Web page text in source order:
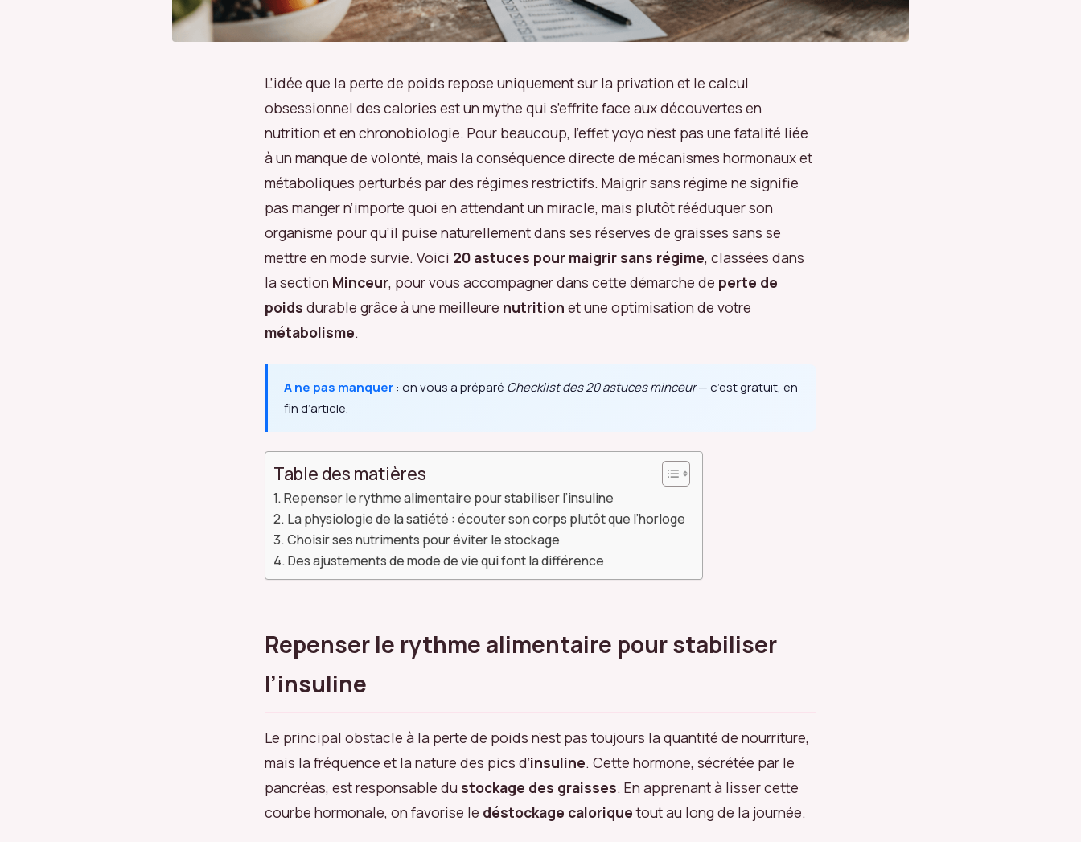
L’idée que la perte de poids repose uniquement sur la privation et le calcul
obsessionnel des calories est un mythe qui s’effrite face aux découvertes en
nutrition et en chronobiologie. Pour beaucoup, l’effet yoyo n’est pas une fatalité liée
à un manque de volonté, mais la conséquence directe de mécanismes hormonaux et
métaboliques perturbés par des régimes restrictifs. Maigrir sans régime ne signifie
pas manger n’importe quoi en attendant un miracle, mais plutôt rééduquer son
organisme pour qu’il puise naturellement dans ses réserves de graisses sans se
mettre en mode survie. Voici 20 astuces pour maigrir sans régime, classées dans
la section Minceur, pour vous accompagner dans cette démarche de perte de
poids durable grâce à une meilleure nutrition et une optimisation de votre
métabolisme.
A ne pas manquer: on vous a préparé Checklist des 20 astuces minceur— c’est gratuit, en
fin d’article.
Table des matières
Repenser le rythme alimentaire pour stabiliser l’insuline
La physiologie de la satiété : écouter son corps plutôt que l’horloge
Choisir ses nutriments pour éviter le stockage
Des ajustements de mode de vie qui font la différence
Repenser le rythme alimentaire pour stabiliser
l’insuline
Le principal obstacle à la perte de poids n’est pas toujours la quantité de nourriture,
mais la fréquence et la nature des pics d’insuline. Cette hormone, sécrétée par le
pancréas, est responsable du stockage des graisses. En apprenant à lisser cette
courbe hormonale, on favorise le déstockage caloriquetout au long de la journée.